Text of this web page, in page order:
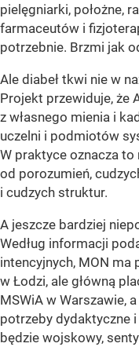
pielęgniarki, położne,
farmaceutów i
potrzebnie. Brzmi jak
Ale diabeł tkwi nie w
Projekt przewiduje, że
z własnego mienia i
uczelni i podmiotów
W praktyce oznacza to
od porozumień,
i cudzych struktur.
A jeszcze bardziej
Według informacji
intencyjnych, MON
w Łodzi, ale główną
MSWiA w Warszawie,
potrzeby dydaktyczne i
będzie wojskowy,